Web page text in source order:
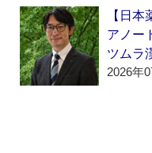
【日
アノー
ツムラ
2026年